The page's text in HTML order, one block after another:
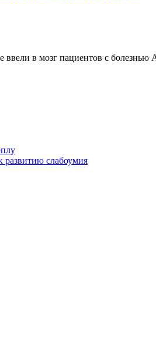
в мозг пациентов с болезнью
развитию слабоумия